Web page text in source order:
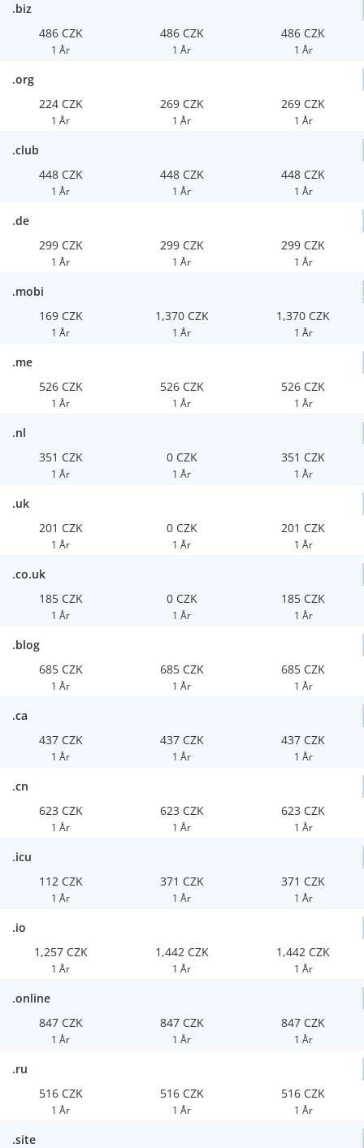
.biz
486 CZK
1 År
486 CZK
1 År
486 CZK
1 År
.org
224 CZK
1 År
269 CZK
1 År
269 CZK
1 År
.club
448 CZK
1 År
448 CZK
1 År
448 CZK
1 År
.de
299 CZK
1 År
299 CZK
1 År
299 CZK
1 År
.mobi
169 CZK
1 År
1,370 CZK
1 År
1,370 CZK
1 År
.me
526 CZK
1 År
526 CZK
1 År
526 CZK
1 År
.nl
351 CZK
1 År
0 CZK
1 År
351 CZK
1 År
.uk
201 CZK
1 År
0 CZK
1 År
201 CZK
1 År
.co.uk
185 CZK
1 År
0 CZK
1 År
185 CZK
1 År
.blog
685 CZK
1 År
685 CZK
1 År
685 CZK
1 År
.ca
437 CZK
1 År
437 CZK
1 År
437 CZK
1 År
.cn
623 CZK
1 År
623 CZK
1 År
623 CZK
1 År
.icu
112 CZK
1 År
371 CZK
1 År
371 CZK
1 År
.io
1,257 CZK
1 År
1,442 CZK
1 År
1,442 CZK
1 År
.online
847 CZK
1 År
847 CZK
1 År
847 CZK
1 År
.ru
516 CZK
1 År
516 CZK
1 År
516 CZK
1 År
.site